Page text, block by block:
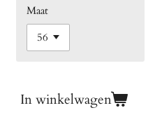
Maat
In winkelwagen